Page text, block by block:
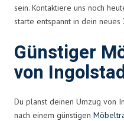
sein. Kontaktiere uns noch
starte entspannt in dein neues
Günstiger
von
Du planst deinen Umzug von
nach einem günstigen